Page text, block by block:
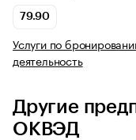
79.90
Услуги по
деятельность
Другие
ОКВЭД